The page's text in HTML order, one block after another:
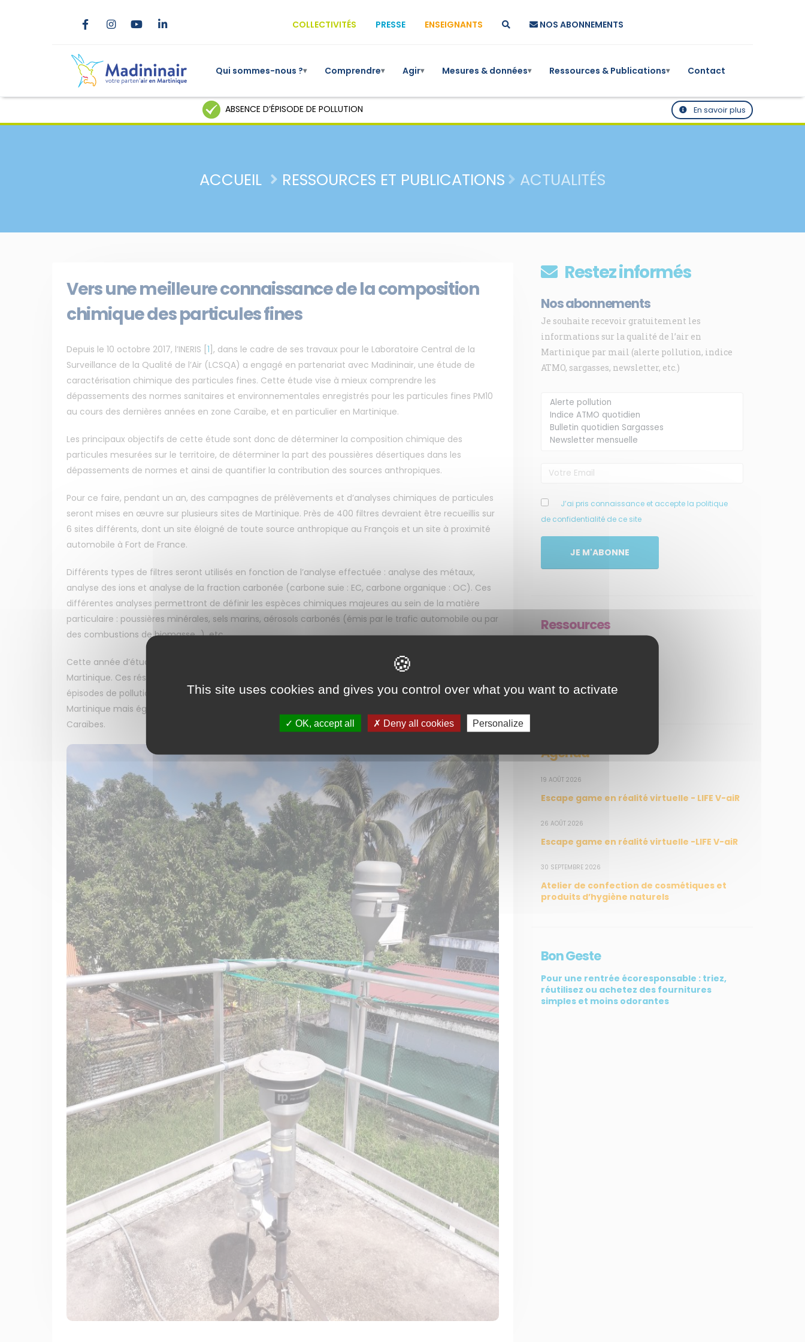
COLLECTIVITÉS PRESSE ENSEIGNANTS NOS ABONNEMENTS
Qui sommes-nous ?▾ Comprendre▾ Agir▾ Mesures & données▾ Ressources & Publications▾ Contact
ABSENCE D’ÉPISODE DE POLLUTION En savoir plus
ACCUEIL RESSOURCES ET PUBLICATIONS ACTUALITÉS
Vers une meilleure connaissance de la composition
chimique des particules fines
Depuis le 10 octobre 2017, l’INERIS 1 , dans le cadre de ses travaux pour le Laboratoire Central de la
Surveillance de la Qualité de l’Air (LCSQA) a engagé en partenariat avec Madininair, une étude de
caractérisation chimique des particules fines. Cette étude vise à mieux comprendre les
dépassements des normes sanitaires et environnementales enregistrés pour les particules fines PM10
au cours des dernières années en zone Caraïbe, et en particulier en Martinique.
Les principaux objectifs de cette étude sont donc de déterminer la composition chimique des
particules mesurées sur le territoire, de déterminer la part des poussières désertiques dans les
dépassements de normes et ainsi de quantifier la contribution des sources anthropiques.
Pour ce faire, pendant un an, des campagnes de prélèvements et d’analyses chimiques de particules
seront mises en œuvre sur plusieurs sites de Martinique. Près de 400 filtres devraient être recueillis sur
6 sites différents, dont un site éloigné de toute source anthropique au François et un site à proximité
automobile à Fort de France.
Différents types de filtres seront utilisés en fonction de l’analyse effectuée : analyse des métaux,
analyse des ions et analyse de la fraction carbonée (carbone suie : EC, carbone organique : OC). Ces
différentes analyses permettront de définir les espèces chimiques majeures au sein de la matière
particulaire : poussières minérales, sels marins, aérosols carbonés (émis par le trafic automobile ou par
des combustions de biomasse…), etc.
Cette année d’étude devrait donc permettre d’améliorer les connaissances des particules fines en
Martinique. Ces résultats pourront par la suite être utilisés pour mieux estimer l’impact sanitaire des
épisodes de pollution particulaire, pour mieux orienter les actions en faveur de la qualité de l’air en
Martinique mais également pour améliorer les outils de prévision de la qualité de l’air dans la zone
Caraïbes.
Restez informés
Nos abonnements
Je souhaite recevoir gratuitement les
informations sur la qualité de l’air en
Martinique par mail (alerte pollution, indice
ATMO, sargasses, newsletter, etc.)
J’ai pris connaissance et accepte la politique
de confidentialité de ce site
JE M'ABONNE
Ressources
Agir
Agenda
19 AOÛT 2026
Escape game en réalité virtuelle - LIFE V-aiR
26 AOÛT 2026
Escape game en réalité virtuelle -LIFE V-aiR
30 SEPTEMBRE 2026
Atelier de confection de cosmétiques et
produits d’hygiène naturels
Bon Geste
Pour une rentrée écoresponsable : triez,
réutilisez ou achetez des fournitures
simples et moins odorantes
Membre de Agréé par MENU
Accueil
Qui sommes-nous ?
Agir
publications
NOS SERVICES
Presse
Collectivités
Enseignants
Mesures réglementaires
Mesures du réseau
This site uses cookies and gives you control over what you want to activate
OK, accept all Deny all cookies Personalize